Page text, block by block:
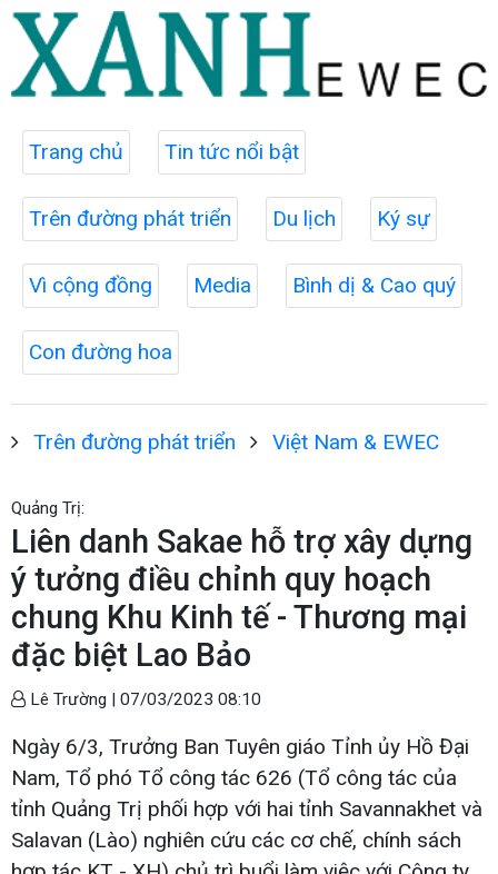
Trang chủ Tin tức nổi bật
Trên đường phát triển Du lịch Ký sự
Vì cộng đồng Media Bình dị & Cao quý
Con đường hoa
Trên đường phát triển Việt Nam & EWEC
Quảng Trị:
Liên danh Sakae hỗ trợ xây dựng
ý tưởng điều chỉnh quy hoạch
chung Khu Kinh tế - Thương mại
đặc biệt Lao Bảo
Lê Trường | 07/03/2023 08:10
Ngày 6/3, Trưởng Ban Tuyên giáo Tỉnh ủy Hồ Đại
Nam, Tổ phó Tổ công tác 626 (Tổ công tác của
tỉnh Quảng Trị phối hợp với hai tỉnh Savannakhet và
Salavan (Lào) nghiên cứu các cơ chế, chính sách